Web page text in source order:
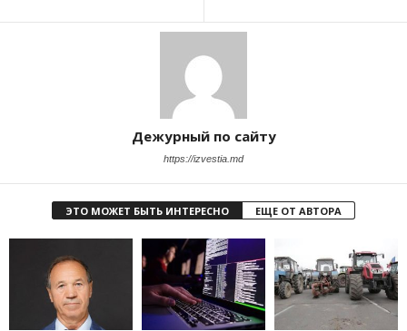
Дежурный по сайту
https://izvestia.md
ЭТО МОЖЕТ БЫТЬ ИНТЕРЕСНО ЕЩЕ ОТ АВТОРА